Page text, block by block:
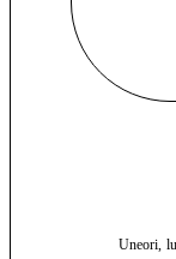
Uneori,